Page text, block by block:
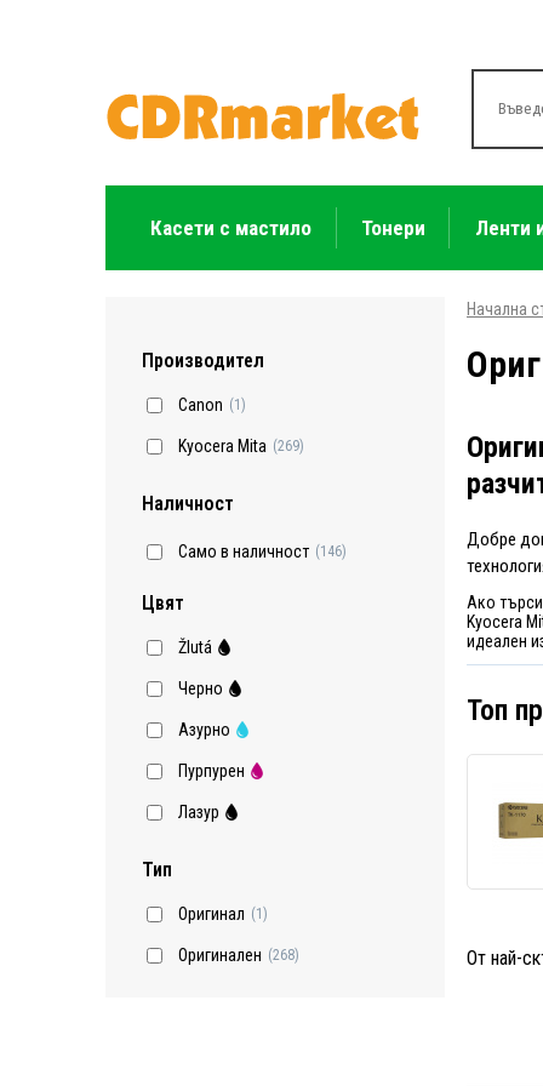
Касети с мастило Тонери Ленти
Производител
Canon (1)
Kyocera Mita (269)
Наличност
Само в наличност (146)
Цвят
Žlutá
Черно
Азурно
Пурпурен
Лазур
Тип
Оригинал (1)
Оригинален (268)
Начална
Добре
Ако
Kyocera
идеален
Топ
От най-